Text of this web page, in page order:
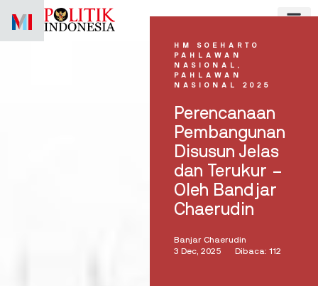
HM SOEHARTO
PAHLAWAN
NASIONAL,
PAHLAWAN
NASIONAL 2025
Perencanaan
Pembangunan
Disusun Jelas
dan Terukur –
Oleh Bandjar
Chaerudin
Banjar Chaerudin
3 Dec, 2025
Dibaca: 112